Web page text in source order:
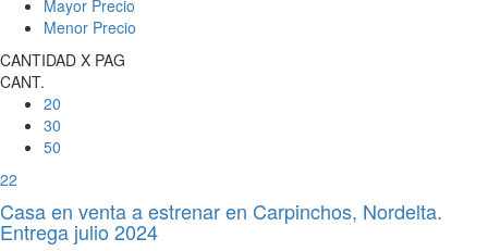
Mayor Precio
Menor Precio
CANTIDAD X PAG
CANT.
20
30
50
22
Casa en venta a estrenar en Carpinchos, Nordelta.
Entrega julio 2024